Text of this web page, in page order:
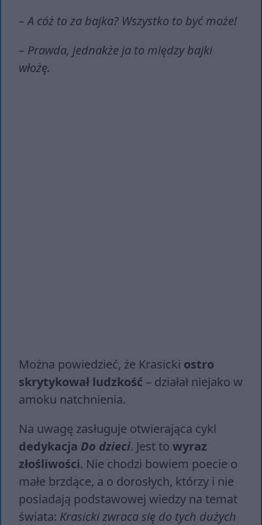
– A cóż to za bajka? Wszystko to być może!
– Prawda, jednakże ja to między bajki
włożę.
Można powiedzieć, że Krasicki ostro
skrytykował ludzkość – działał niejako w
amoku natchnienia.
Na uwagę zasługuje otwierająca cykl
dedykacja Do dzieci. Jest to wyraz
złośliwości. Nie chodzi bowiem poecie o
małe brzdące, a o dorosłych, którzy i nie
posiadają podstawowej wiedzy na temat
świata: Krasicki zwraca się do tych dużych